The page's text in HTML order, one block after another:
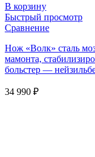
В корзину
Быстрый просмотр
Сравнение
Нож «Волк» сталь
мамонта,
больстер —
34 990 ₽